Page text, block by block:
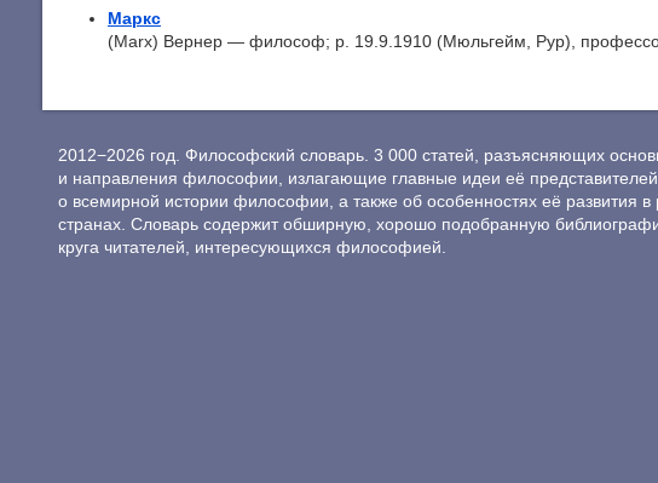
Маркс
(Marx) Вернер — философ; p. 19.9.1910 (Мюльгейм, Рур),
2012−2026 год. Философский словарь. 3 000 статей, разъясняющих
и направления философии, излагающие главные идеи её
о всемирной истории философии, а также об особенностях её развития в
странах. Словарь содержит обширную, хорошо подобранную
круга читателей, интересующихся философией.